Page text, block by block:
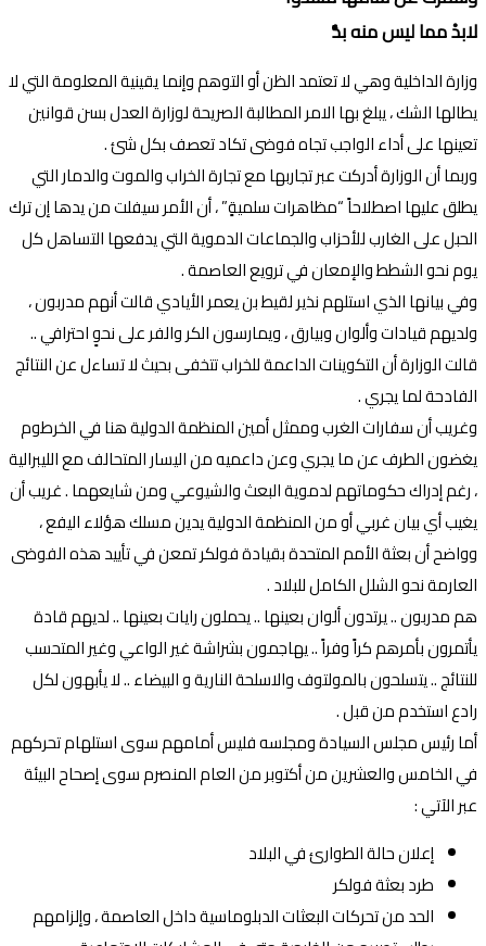
لابدْ مما ليس منه بدُّ
وزارة الداخلية وهي لا تعتمد الظن أو التوهم وإنما يقينية المعلومة التي لا
يطالها الشك ، يبلغ بها الامر المطالبة الصريحة لوزارة العدل بسن قوانين
تعينها على أداء الواجب تجاه فوضى تكاد تعصف بكل شئ .
وربما أن الوزارة أدركت عبر تجاربها مع تجارة الخراب والموت والدمار التي
يطلق عليها اصطلاحاً “مظاهرات سلميةٍ” ، أن الأمر سيفلت من يدها إن ترك
الحبل على الغارب للأحزاب والجماعات الدموية التي يدفعها التساهل كل
يوم نحو الشطط والإمعان في ترويع العاصمة .
وفي بيانها الذي استلهم نذير لقيط بن يعمر الأيادي قالت أنهم مدربون ،
ولديهم قيادات وألوان وبيارق ، ويمارسون الكر والفر على نحوٍ احترافي ..
قالت الوزارة أن التكوينات الداعمة للخراب تتخفى بحيث لا تساءل عن النتائج
الفادحة لما يجري .
وغريب أن سفارات الغرب وممثل أمين المنظمة الدولية هنا في الخرطوم
يغضون الطرف عن ما يجري وعن داعميه من اليسار المتحالف مع الليبرالية
، رغم إدراك حكوماتهم لدموية البعث والشيوعي ومن شايعهما . غريب أن
يغيب أي بيان غربي أو من المنظمة الدولية يدين مسلك هؤلاء اليفع ،
وواضح أن بعثة الأمم المتحدة بقيادة فولكر تمعن في تأييد هذه الفوضى
العارمة نحو الشلل الكامل للبلاد .
هم مدربون .. يرتدون ألوان بعينها .. يحملون رايات بعينها .. لديهم قادة
يأتمرون بأمرهم كراً وفراً .. يهاجمون بشراشة غير الواعي وغير المتحسب
للنتائج .. يتسلحون بالمولتوف والاسلحة النارية و البيضاء .. لا يأبهون لكل
رادع استخدم من قبل .
أما رئيس مجلس السيادة ومجلسه فليس أمامهم سوى استلهام تحركهم
في الخامس والعشرين من أكتوبر من العام المنصرم سوى إصحاح البيئة
عبر الآتي :
إعلان حالة الطوارئ في البلاد
طرد بعثة فولكر
الحد من تحركات البعثات الدبلوماسية داخل العاصمة ، وإلزامهم